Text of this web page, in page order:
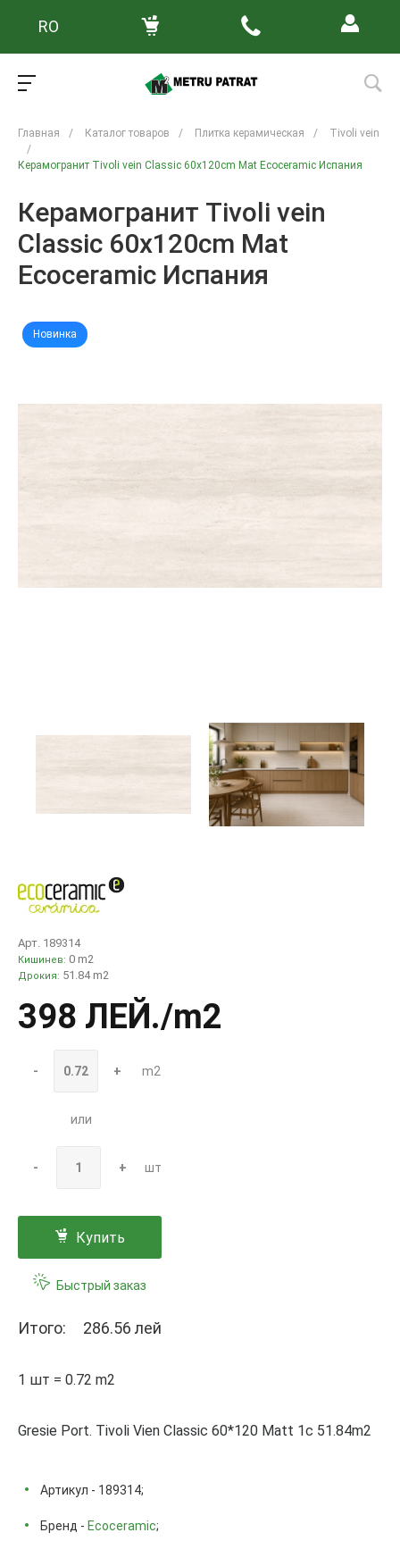
RO
Главная / Каталог товаров / Плитка керамическая /
Tivoli vein
/
Керамогранит Tivoli vein Classic 60x120cm Mat Ecoceramic Испания
Керамогранит Tivoli vein
Classic 60x120cm Mat
Ecoceramic Испания
Новинка
Арт. 189314
Кишинев: 0 m2
Дрокия: 51.84 m2
398 ЛЕЙ./m2
- + m2
или
- + шт
Купить
Быстрый заказ
Итого: 286.56 лей
1 шт = 0.72 m2
Gresie Port. Tivoli Vien Classic 60*120 Matt 1с 51.84m2
Артикул - 189314;
Бренд - Ecoceramic;